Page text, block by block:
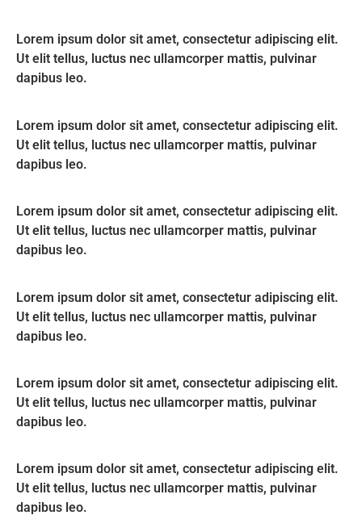
Lorem ipsum dolor sit amet, consectetur adipiscing elit.
Ut elit tellus, luctus nec ullamcorper mattis, pulvinar
dapibus leo.
Lorem ipsum dolor sit amet, consectetur adipiscing elit.
Ut elit tellus, luctus nec ullamcorper mattis, pulvinar
dapibus leo.
Lorem ipsum dolor sit amet, consectetur adipiscing elit.
Ut elit tellus, luctus nec ullamcorper mattis, pulvinar
dapibus leo.
Lorem ipsum dolor sit amet, consectetur adipiscing elit.
Ut elit tellus, luctus nec ullamcorper mattis, pulvinar
dapibus leo.
Lorem ipsum dolor sit amet, consectetur adipiscing elit.
Ut elit tellus, luctus nec ullamcorper mattis, pulvinar
dapibus leo.
Lorem ipsum dolor sit amet, consectetur adipiscing elit.
Ut elit tellus, luctus nec ullamcorper mattis, pulvinar
dapibus leo.